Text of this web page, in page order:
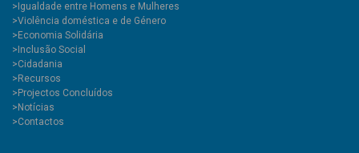
>Igualdade entre Homens e Mulheres
>Violência doméstica e de Género
>Economia Solidária
>Inclusão Social
>Cidadania
>Recursos
>Projectos Concluídos
>Notícias
>Contactos